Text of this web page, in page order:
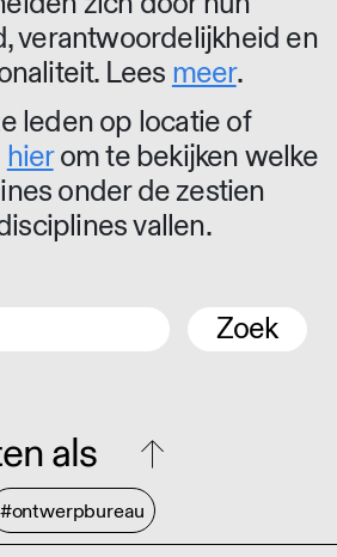
verantwoordelijkheid en
Lees meer.
leden op locatie of
hierom te bekijken welke
onder de zestien
vallen.
Zoek
als
#ontwerpbureau